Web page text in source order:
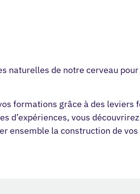
naturelles de notre cerveau
formations grâce à des leviers
d’expériences, vous
ensemble la construction de